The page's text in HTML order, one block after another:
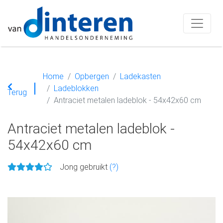
Terug
Home Opbergen
Ladekasten
Ladeblokken
Antraciet metalen ladeblok - 54x42x60 cm
Antraciet metalen ladeblok -
54x42x60 cm
Jong gebruikt (?)